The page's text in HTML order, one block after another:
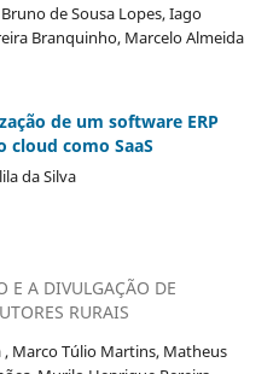
de Sousa Lopes, Iago
Branquinho, Marcelo Almeida
de um software ERP
cloud como SaaS
da Silva
E A DIVULGAÇÃO DE
RURAIS
Marco Túlio Martins, Matheus